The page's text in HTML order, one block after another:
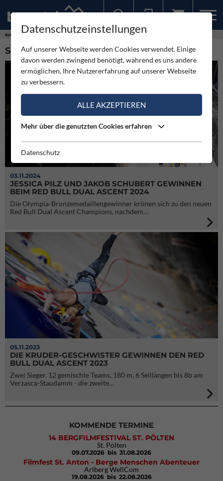
Schlagworte
SCHLAGWORT: DUAL ASCENT (2)
03.11.2024
JESSICA PILZ UND JAKOB SCHUBERT GEWINNEN
BEIM RED BULL DUAL ASCENT 2024
Die Olympia-Bronzemedaillengewinner krönen sich zu den neuen
Red Bull Dual Ascent Champions, nachdem…
05.11.2023
DIE KRUDER-GESCHWISTER GEWINNEN DEN RED
BULL DUAL ASCENT 2023
Zwei Sieger, 12 gemischte Teams, 180 m, 6 Seillängen bis 8b am
Verzasca-Staudamm - die zweite…
KOMMENDE TERMINE
14 BERGFILMFESTIVAL ST. PÖLTEN
St. Pölten
09.07.2026 bis 31.08.2026
Filmfest St. Anton - Berge Menschen Abenteuer
Arlberg WellCom
19.08.2026 bis 22.08.2026
Datenschutzeinstellungen
Auf unserer Webseite werden Cookies verwendet. Einige
davon werden zwingend benötigt, während es uns andere
ermöglichen, Ihre Nutzererfahrung auf unserer Webseite
zu verbessern.
ALLE AKZEPTIEREN
Mehr über die genutzten Cookies erfahren
Datenschutz